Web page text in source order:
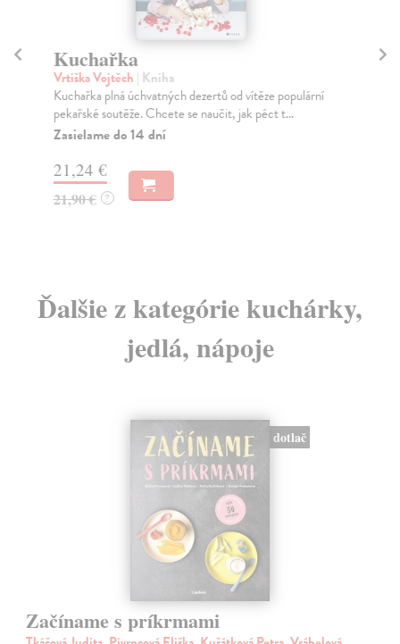
Kuchařka
Vrtiška Vojtěch | Kniha
Kuchařka plná úchvatných dezertů od vítěze populární
pekařské soutěže. Chcete se naučit, jak péct t...
Zasielame do 14 dní
21,24 €
21,90 € ?
Ďalšie z kategórie kuchárky,
jedlá, nápoje
dotlač
Začíname s príkrmami